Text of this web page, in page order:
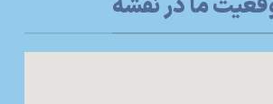
ما در نقشه